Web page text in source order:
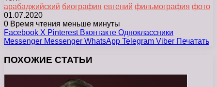
арабаджийский биография евгений фильмография фото
01.07.2020
0 Время чтения меньше минуты
Facebook X Pinterest Вконтакте Одноклассники
Messenger Messenger WhatsApp Telegram Viber Печатать
ПОХОЖИЕ СТАТЬИ